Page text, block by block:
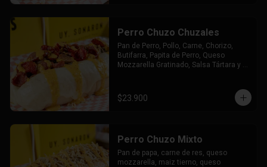
Perro Chuzo Chuzales
Pan de Perro, Pollo, Carne, Chorizo,
Butifarra, Papita de Perro, Queso
Mozzarella Gratinado, Salsa Tártara y
$23.900
Perro Chuzo Mixto
Pan de papa, carne de res, queso
mozzarella, maiz tierno, queso